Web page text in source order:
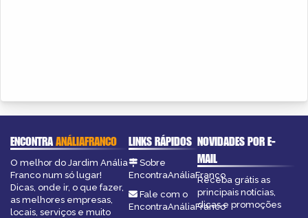
ENCONTRAANÁLIAFRANCO
O melhor do Jardim Anália
Franco num só lugar!
Dicas, onde ir, o que fazer,
as melhores empresas,
locais, serviços e muito
LINKS RÁPIDOS
Sobre
EncontraAnáliaFranco
Fale com o
EncontraAnáliaFranco
NOVIDADES POR E-
MAIL
Receba grátis as
principais notícias,
dicas e promoções